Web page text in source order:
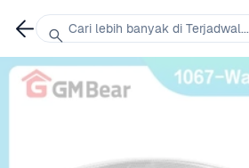
Cari lebih banyak di Terjadwal...